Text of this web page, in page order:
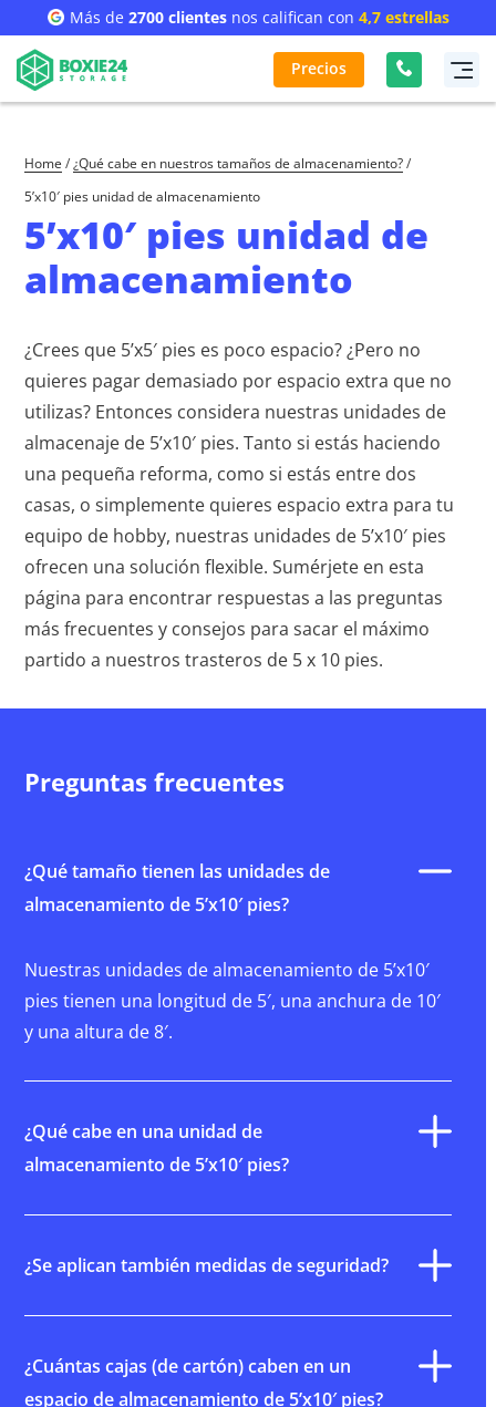
Más de 2700 clientesnos califican con 4,7 estrellas
Precios
Home / ¿Qué cabe en nuestros tamaños de almacenamiento?/
5’x10′ pies unidad de almacenamiento
5’x10′ pies unidad de
almacenamiento
¿Crees que 5’x5′ pies es poco espacio? ¿Pero no
quieres pagar demasiado por espacio extra que no
utilizas? Entonces considera nuestras unidades de
almacenaje de 5’x10′ pies. Tanto si estás haciendo
una pequeña reforma, como si estás entre dos
casas, o simplemente quieres espacio extra para tu
equipo de hobby, nuestras unidades de 5’x10′ pies
ofrecen una solución flexible. Sumérjete en esta
página para encontrar respuestas a las preguntas
más frecuentes y consejos para sacar el máximo
partido a nuestros trasteros de 5 x 10 pies.
Preguntas frecuentes
¿Qué tamaño tienen las unidades de
almacenamiento de 5’x10′ pies?
Nuestras unidades de almacenamiento de 5’x10′
pies tienen una longitud de 5′, una anchura de 10′
y una altura de 8′.
¿Qué cabe en una unidad de
almacenamiento de 5’x10′ pies?
¿Se aplican también medidas de seguridad?
¿Cuántas cajas (de cartón) caben en un
espacio de almacenamiento de 5’x10′ pies?